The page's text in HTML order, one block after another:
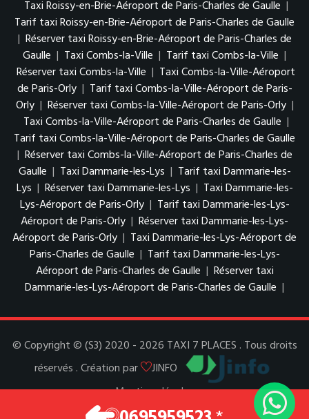
Taxi Roissy-en-Brie-Aéroport de Paris-Charles de Gaulle |
Tarif taxi Roissy-en-Brie-Aéroport de Paris-Charles de Gaulle
| Réserver taxi Roissy-en-Brie-Aéroport de Paris-Charles de
Gaulle | Taxi Combs-la-Ville | Tarif taxi Combs-la-Ville |
Réserver taxi Combs-la-Ville | Taxi Combs-la-Ville-Aéroport
de Paris-Orly | Tarif taxi Combs-la-Ville-Aéroport de Paris-
Orly | Réserver taxi Combs-la-Ville-Aéroport de Paris-Orly |
Taxi Combs-la-Ville-Aéroport de Paris-Charles de Gaulle |
Tarif taxi Combs-la-Ville-Aéroport de Paris-Charles de Gaulle
| Réserver taxi Combs-la-Ville-Aéroport de Paris-Charles de
Gaulle | Taxi Dammarie-les-Lys | Tarif taxi Dammarie-les-
Lys | Réserver taxi Dammarie-les-Lys | Taxi Dammarie-les-
Lys-Aéroport de Paris-Orly | Tarif taxi Dammarie-les-Lys-
Aéroport de Paris-Orly | Réserver taxi Dammarie-les-Lys-
Aéroport de Paris-Orly | Taxi Dammarie-les-Lys-Aéroport de
Paris-Charles de Gaulle | Tarif taxi Dammarie-les-Lys-
Aéroport de Paris-Charles de Gaulle | Réserver taxi
Dammarie-les-Lys-Aéroport de Paris-Charles de Gaulle |
© Copyright © (S3) 2020 - 2026 TAXI 7 PLACES . Tous droits
réservés . Création par
JINFO
Mentions légales
Espace Pro